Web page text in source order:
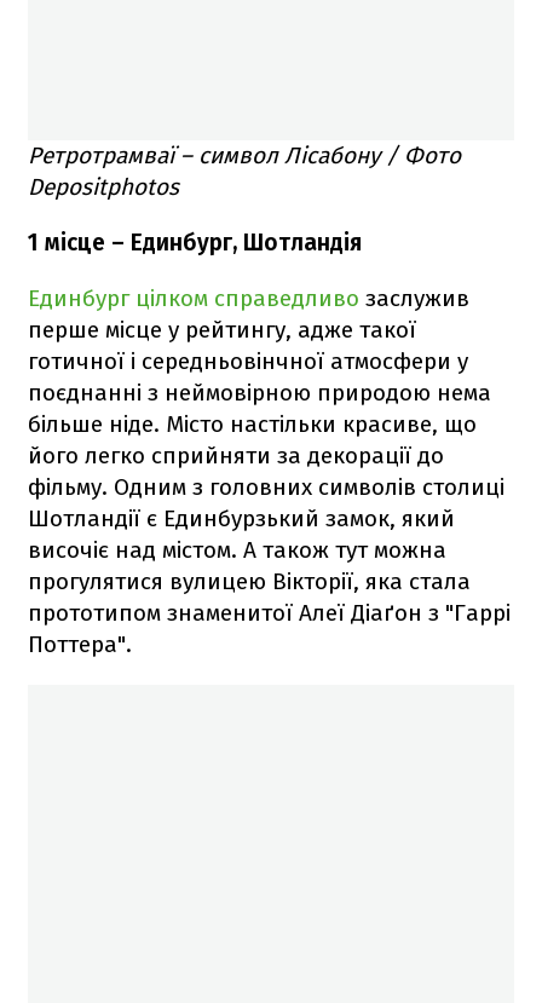
Ретротрамваї – символ Лісабону / Фото
Depositphotos
1 місце – Единбург, Шотландія
Единбург цілком справедливо заслужив
перше місце у рейтингу, адже такої
готичної і середньовінчної атмосфери у
поєднанні з неймовірною природою нема
більше ніде. Місто настільки красиве, що
його легко сприйняти за декорації до
фільму. Одним з головних символів столиці
Шотландії є Единбурзький замок, який
височіє над містом. А також тут можна
прогулятися вулицею Вікторії, яка стала
прототипом знаменитої Алеї Діаґон з "Гаррі
Поттера".